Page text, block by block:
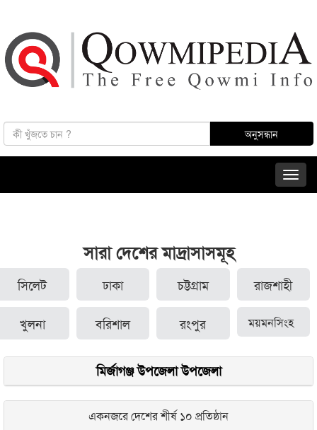
সারা দেশের মাদ্রাসাসমূহ
সিলেট ঢাকা চট্টগ্রাম রাজশাহী
খুলনা বরিশাল রংপুর ময়মনসিংহ
মির্জাগঞ্জ উপজেলা উপজেলা
একনজরে দেশের শীর্ষ ১০ প্রতিষ্ঠান